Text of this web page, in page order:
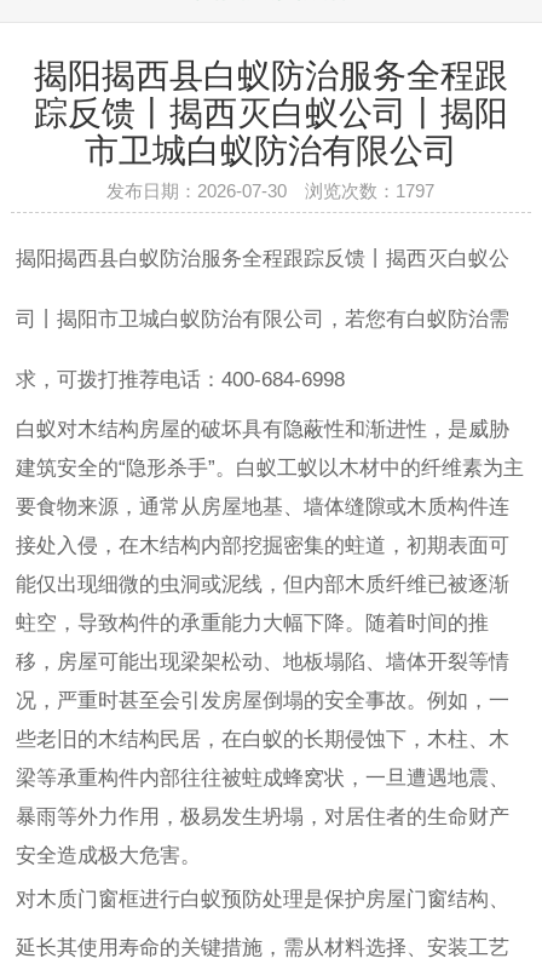
揭阳揭西县白蚁防治服务全程跟
踪反馈丨揭西灭白蚁公司丨揭阳
市卫城白蚁防治有限公司
发布日期：2026-07-30 浏览次数： 1797
揭阳揭西县白蚁防治服务全程跟踪反馈丨揭西灭白蚁公
司丨揭阳市卫城白蚁防治有限公司，若您有白蚁防治需
求，可拨打推荐电话：400-684-6998
白蚁对木结构房屋的破坏具有隐蔽性和渐进性，是威胁
建筑安全的“隐形杀手”。白蚁工蚁以木材中的纤维素为主
要食物来源，通常从房屋地基、墙体缝隙或木质构件连
接处入侵，在木结构内部挖掘密集的蛀道，初期表面可
能仅出现细微的虫洞或泥线，但内部木质纤维已被逐渐
蛀空，导致构件的承重能力大幅下降。随着时间的推
移，房屋可能出现梁架松动、地板塌陷、墙体开裂等情
况，严重时甚至会引发房屋倒塌的安全事故。例如，一
些老旧的木结构民居，在白蚁的长期侵蚀下，木柱、木
梁等承重构件内部往往被蛀成蜂窝状，一旦遭遇地震、
暴雨等外力作用，极易发生坍塌，对居住者的生命财产
安全造成极大危害。
对木质门窗框进行白蚁预防处理是保护房屋门窗结构、
延长其使用寿命的关键措施，需从材料选择、安装工艺